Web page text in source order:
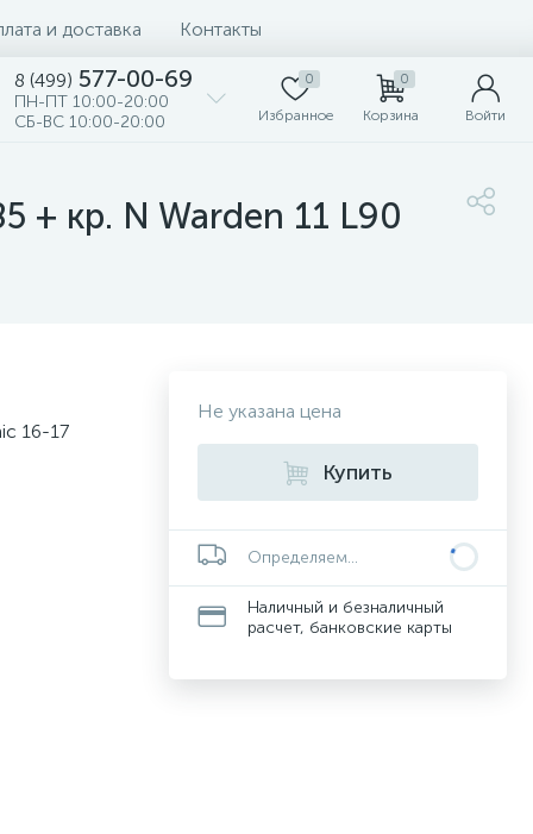
и доставка Контакты
8 (499) 577-00-69
ПН-ПТ 10:00-20:00
СБ-ВС 10:00-20:00
0
Избранное
0
Корзина Войти
+ кр. N Warden 11 L90
16-17
Не указана цена
Купить
Определяем...
Наличный и безналичный
расчет, банковские карты